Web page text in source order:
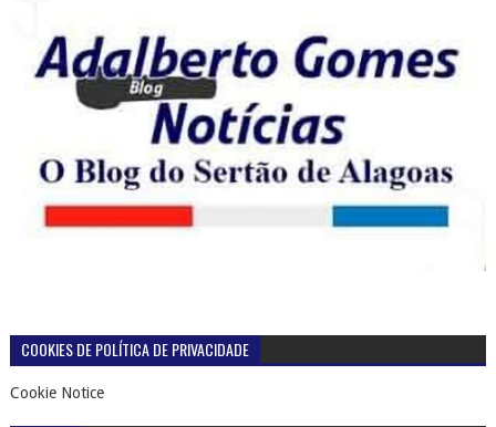
COOKIES DE POLÍTICA DE PRIVACIDADE
Cookie Notice